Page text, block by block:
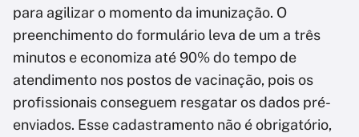
para agilizar o momento da imunização. O
preenchimento do formulário leva de um a três
minutos e economiza até 90% do tempo de
atendimento nos postos de vacinação, pois os
profissionais conseguem resgatar os dados pré-
enviados. Esse cadastramento não é obrigatório,